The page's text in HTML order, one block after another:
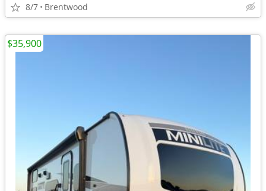
8/7 Brentwood
$35,900